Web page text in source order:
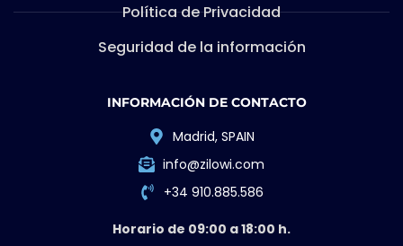
Política de Privacidad
Seguridad de la información
INFORMACIÓN DE CONTACTO
Madrid, SPAIN
info@zilowi.com
+34 910.885.586
Horario de 09:00 a 18:00 h.